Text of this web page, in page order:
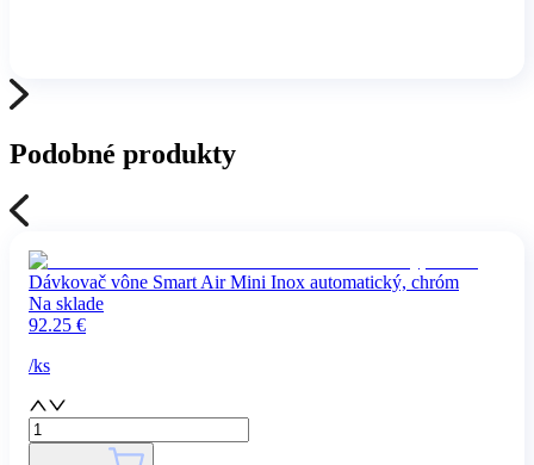
Podobné produkty
Dávkovač vône Smart Air Mini Inox automatický, chróm
Na sklade
92.25 €
/ks